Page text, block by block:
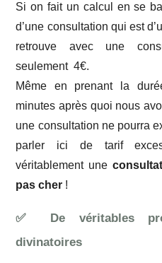
Si on fait un calcul en se
d’une consultation qui est
retrouve avec une
seulement 4€.
Même en prenant la
minutes après quoi nous
une consultation ne pourra
parler ici de tarif
véritablement une
pas cher !
✅ De véritables
divinatoires